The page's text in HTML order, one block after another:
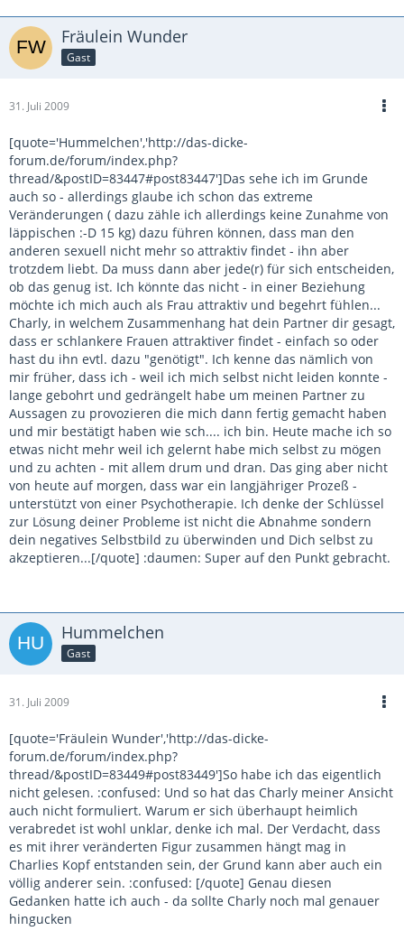
Fräulein Wunder
Gast
31. Juli 2009
[quote='Hummelchen','http://das-dicke-
forum.de/forum/index.php?
thread/&postID=83447#post83447']Das sehe ich im Grunde
auch so - allerdings glaube ich schon das extreme
Veränderungen ( dazu zähle ich allerdings keine Zunahme von
läppischen :-D 15 kg) dazu führen können, dass man den
anderen sexuell nicht mehr so attraktiv findet - ihn aber
trotzdem liebt. Da muss dann aber jede(r) für sich entscheiden,
ob das genug ist. Ich könnte das nicht - in einer Beziehung
möchte ich mich auch als Frau attraktiv und begehrt fühlen...
Charly, in welchem Zusammenhang hat dein Partner dir gesagt,
dass er schlankere Frauen attraktiver findet - einfach so oder
hast du ihn evtl. dazu "genötigt". Ich kenne das nämlich von
mir früher, dass ich - weil ich mich selbst nicht leiden konnte -
lange gebohrt und gedrängelt habe um meinen Partner zu
Aussagen zu provozieren die mich dann fertig gemacht haben
und mir bestätigt haben wie sch.... ich bin. Heute mache ich so
etwas nicht mehr weil ich gelernt habe mich selbst zu mögen
und zu achten - mit allem drum und dran. Das ging aber nicht
von heute auf morgen, dass war ein langjähriger Prozeß -
unterstützt von einer Psychotherapie. Ich denke der Schlüssel
zur Lösung deiner Probleme ist nicht die Abnahme sondern
dein negatives Selbstbild zu überwinden und Dich selbst zu
akzeptieren...[/quote] :daumen: Super auf den Punkt gebracht.
Hummelchen
Gast
31. Juli 2009
[quote='Fräulein Wunder','http://das-dicke-
forum.de/forum/index.php?
thread/&postID=83449#post83449']So habe ich das eigentlich
nicht gelesen. :confused: Und so hat das Charly meiner Ansicht
auch nicht formuliert. Warum er sich überhaupt heimlich
verabredet ist wohl unklar, denke ich mal. Der Verdacht, dass
es mit ihrer veränderten Figur zusammen hängt mag in
Charlies Kopf entstanden sein, der Grund kann aber auch ein
völlig anderer sein. :confused: [/quote] Genau diesen
Gedanken hatte ich auch - da sollte Charly noch mal genauer
hingucken